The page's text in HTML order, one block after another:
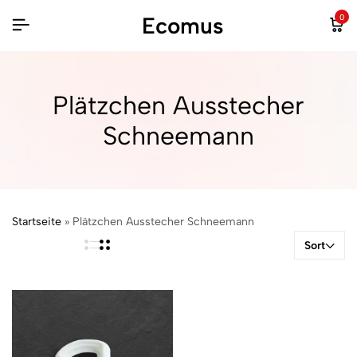
Ecomus 0
Plätzchen Ausstecher
Schneemann
Startseite » Plätzchen Ausstecher Schneemann
Sort